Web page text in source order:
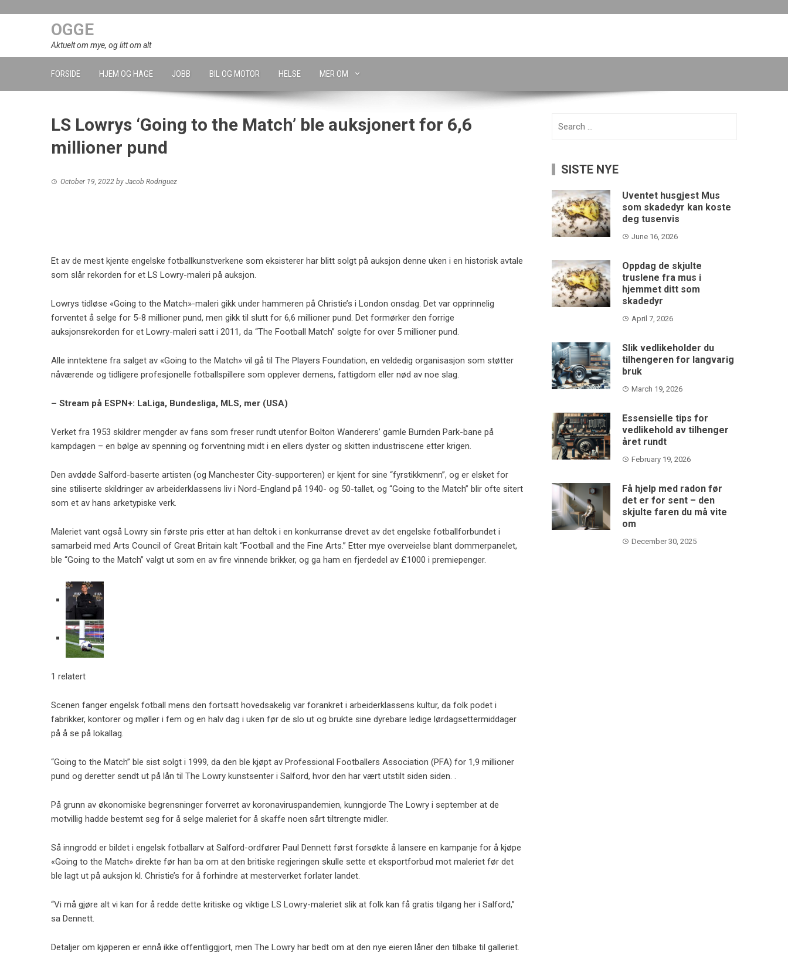
OGGE
Aktuelt om mye, og litt om alt
FORSIDE HJEM OG HAGE JOBB BIL OG MOTOR HELSE MER OM
LS Lowrys ‘Going to the Match’ ble auksjonert for 6,6
millioner pund
October 19, 2022 by Jacob Rodriguez
Et av de mest kjente engelske fotballkunstverkene som eksisterer har blitt solgt på auksjon denne uken i en historisk avtale
som slår rekorden for et LS Lowry-maleri på auksjon.
Lowrys tidløse «Going to the Match»-maleri gikk under hammeren på Christie’s i London onsdag. Det var opprinnelig
forventet å selge for 5-8 millioner pund, men gikk til slutt for 6,6 millioner pund. Det formørker den forrige
auksjonsrekorden for et Lowry-maleri satt i 2011, da “The Football Match” solgte for over 5 millioner pund.
Alle inntektene fra salget av «Going to the Match» vil gå til The Players Foundation, en veldedig organisasjon som støtter
nåværende og tidligere profesjonelle fotballspillere som opplever demens, fattigdom eller nød av noe slag.
– Stream på ESPN+: LaLiga, Bundesliga, MLS, mer (USA)
Verket fra 1953 skildrer mengder av fans som freser rundt utenfor Bolton Wanderers’ gamle Burnden Park-bane på
kampdagen – en bølge av spenning og forventning midt i en ellers dyster og skitten industriscene etter krigen.
Den avdøde Salford-baserte artisten (og Manchester City-supporteren) er kjent for sine “fyrstikkmenn”, og er elsket for
sine stiliserte skildringer av arbeiderklassens liv i Nord-England på 1940- og 50-tallet, og “Going to the Match” blir ofte sitert
som et av hans arketypiske verk.
Maleriet vant også Lowry sin første pris etter at han deltok i en konkurranse drevet av det engelske fotballforbundet i
samarbeid med Arts Council of Great Britain kalt “Football and the Fine Arts.” Etter mye overveielse blant dommerpanelet,
ble “Going to the Match” valgt ut som en av fire vinnende brikker, og ga ham en fjerdedel av £1000 i premiepenger.
1 relatert
Scenen fanger engelsk fotball mens den fortsatt hovedsakelig var forankret i arbeiderklassens kultur, da folk podet i
fabrikker, kontorer og møller i fem og en halv dag i uken før de slo ut og brukte sine dyrebare ledige lørdagsettermiddager
på å se på lokallag.
“Going to the Match” ble sist solgt i 1999, da den ble kjøpt av Professional Footballers Association (PFA) for 1,9 millioner
pund og deretter sendt ut på lån til The Lowry kunstsenter i Salford, hvor den har vært utstilt siden siden. .
På grunn av økonomiske begrensninger forverret av koronaviruspandemien, kunngjorde The Lowry i september at de
motvillig hadde bestemt seg for å selge maleriet for å skaffe noen sårt tiltrengte midler.
Så inngrodd er bildet i engelsk fotballarv at Salford-ordfører Paul Dennett først forsøkte å lansere en kampanje for å kjøpe
«Going to the Match» direkte før han ba om at den britiske regjeringen skulle sette et eksportforbud mot maleriet før det
ble lagt ut på auksjon kl. Christie’s for å forhindre at mesterverket forlater landet.
“Vi må gjøre alt vi kan for å redde dette kritiske og viktige LS Lowry-maleriet slik at folk kan få gratis tilgang her i Salford,”
sa Dennett.
Detaljer om kjøperen er ennå ikke offentliggjort, men The Lowry har bedt om at den nye eieren låner den tilbake til galleriet.
SISTE NYE
Uventet husgjest Mus
som skadedyr kan koste
deg tusenvis
June 16, 2026
Oppdag de skjulte
truslene fra mus i
hjemmet ditt som
skadedyr
April 7, 2026
Slik vedlikeholder du
tilhengeren for langvarig
bruk
March 19, 2026
Essensielle tips for
vedlikehold av tilhenger
året rundt
February 19, 2026
Få hjelp med radon før
det er for sent – den
skjulte faren du må vite
om
December 30, 2025